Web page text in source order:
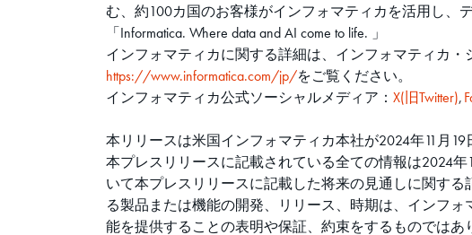
む、約100カ国のお客様がインフォマティカを活用し、
「Informatica. Where data and AI come to life. 」
インフォマティカに関する詳細は、インフォマティカ
https://www.informatica.com/jp/をご覧ください。
インフォマティカ公式ソーシャルメディア： X(旧Twitter),
本リリースは米国インフォマティカ本社が2024年11月
本プレスリリースに記載されている全ての情報は2024
いて本プレスリリースに記載した将来の見通しに関す
る製品または機能の開発、リリース、時期は、インフ
能を提供することの表明や保証、約束をするものでは